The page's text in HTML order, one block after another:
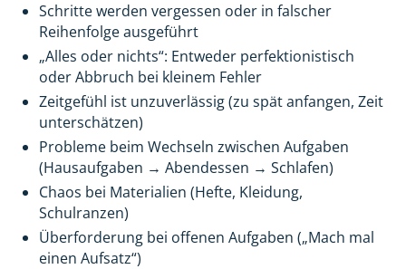
Schritte werden vergessen oder in falscher
Reihenfolge ausgeführt
„Alles oder nichts“: Entweder perfektionistisch
oder Abbruch bei kleinem Fehler
Zeitgefühl ist unzuverlässig (zu spät anfangen, Zeit
unterschätzen)
Probleme beim Wechseln zwischen Aufgaben
(Hausaufgaben → Abendessen → Schlafen)
Chaos bei Materialien (Hefte, Kleidung,
Schulranzen)
Überforderung bei offenen Aufgaben („Mach mal
einen Aufsatz“)